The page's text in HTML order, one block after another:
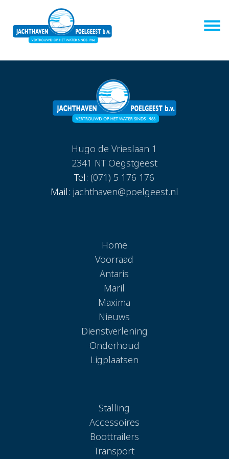
Hugo de Vrieslaan 1
2341 NT Oegstgeest
Tel: (071) 5 176 176
Mail: jachthaven@poelgeest.nl
Home
Voorraad
Antaris
Maril
Maxima
Nieuws
Dienstverlening
Onderhoud
Ligplaatsen
Stalling
Accessoires
Boottrailers
Transport